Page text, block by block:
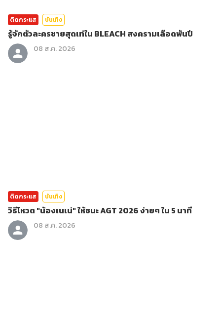
ติดกระแส บันเทิง
รู้จักตัวละครชายสุดเท่ใน BLEACH สงครามเลือดพันปี
08 ส.ค. 2026
ติดกระแส บันเทิง
วิธีโหวต "น้องเนเน่" ให้ชนะ AGT 2026 ง่ายๆ ใน 5 นาที
08 ส.ค. 2026